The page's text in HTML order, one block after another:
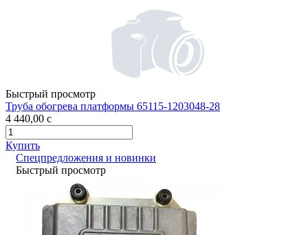
Быстрый просмотр
Труба обогрева платформы 65115-1203048-28
4 440,00 c
Купить
Спецпредложения и новинки
Быстрый просмотр